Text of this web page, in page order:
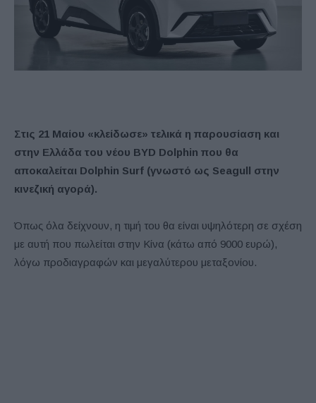
Στις 21 Μαίου «κλείδωσε» τελικά η παρουσίαση και
στην Ελλάδα του νέου BYD Dolphin που θα
αποκαλείται Dolphin Surf (γνωστό ως Seagull στην
κινεζική αγορά).
Όπως όλα δείχνουν, η τιμή του θα είναι υψηλότερη σε σχέση
με αυτή που πωλείται στην Κίνα (κάτω από 9000 ευρώ),
λόγω προδιαγραφών και μεγαλύτερου μεταξονίου.